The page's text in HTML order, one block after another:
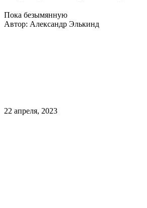
Пока безымянную
Автор: Александр Элькинд
22 апреля, 2023